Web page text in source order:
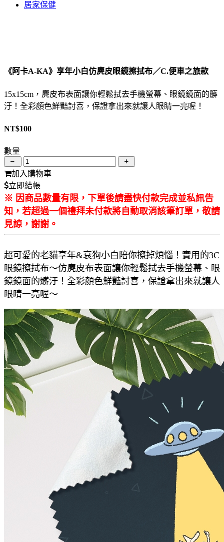
居家保健
《阿卡A-KA》享年小白仿麂皮眼鏡擦拭布／C.便車之旅款
15x15cm，麂皮布表面讓你輕鬆拭去手機螢幕、眼鏡鏡面的髒
汙！全彩顏色鮮豔討喜，保證拿出來就讓人眼睛一亮喔！
NT$100
數量
加入購物車
立即結帳
※ 因商品數量有限，下單後請盡快付款完成並私訊告
知，若超過一個禮拜未付款將自動取消該筆訂單，敬請
見諒，謝謝。
超可愛的老貓享年&衰狗小白陪你擦掉煩惱！實用的3C
眼鏡擦拭布～仿麂皮布表面讓你輕鬆拭去手機螢幕、眼
鏡鏡面的髒汙！全彩顏色鮮豔討喜，保證拿出來就讓人
眼睛一亮喔～